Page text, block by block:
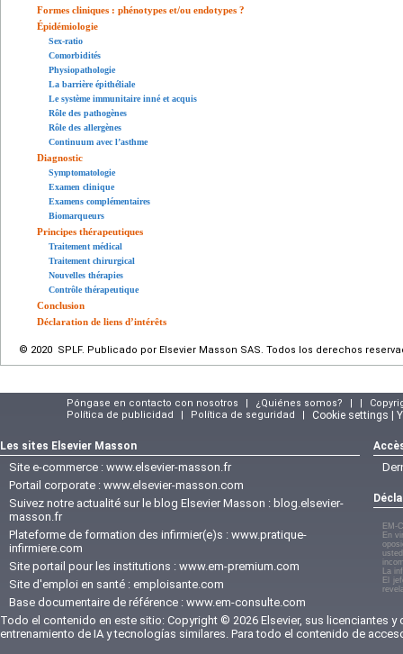
Formes cliniques : phénotypes et/ou endotypes ?
Épidémiologie
Sex-ratio
Comorbidités
Physiopathologie
La barrière épithéliale
Le système immunitaire inné et acquis
Rôle des pathogènes
Rôle des allergènes
Continuum avec l’asthme
Diagnostic
Symptomatologie
Examen clinique
Examens complémentaires
Biomarqueurs
Principes thérapeutiques
Traitement médical
Traitement chirurgical
Nouvelles thérapies
Contrôle thérapeutique
Conclusion
Déclaration de liens d’intérêts
© 2020 SPLF. Publicado por Elsevier Masson SAS. Todos los derechos
Póngase en contacto con nosotros | ¿Quiénes somos? | |
Política de publicidad
| Política de seguridad | Cookie settings |
Les sites Elsevier Masson
Site e-commerce : www.elsevier-masson.fr
Portail corporate : www.elsevier-masson.com
Suivez notre actualité sur le blog Elsevier Masson : blog.elsevier-
masson.fr
Plateforme de formation des infirmier(e)s : www.pratique-
infirmiere.com
Site portail pour les institutions : www.em-premium.com
Site d'emploi en santé : emploisante.com
Base documentaire de référence : www.em-consulte.com
EM-
En
La
El
Todo el contenido en este sitio: Copyright © 2026 Elsevier, sus licenciantes
entrenamiento de IA y tecnologías similares. Para todo el contenido de